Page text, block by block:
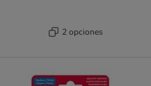
2 opciones